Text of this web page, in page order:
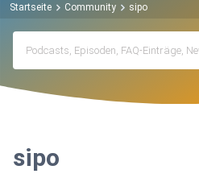
Startseite Community sipo
sipo